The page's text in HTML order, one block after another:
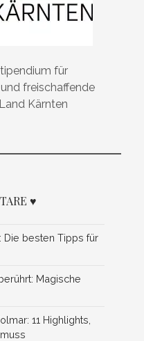
für
freischaffende
Kärnten
♥
Die besten Tipps für
Magische
11 Highlights,